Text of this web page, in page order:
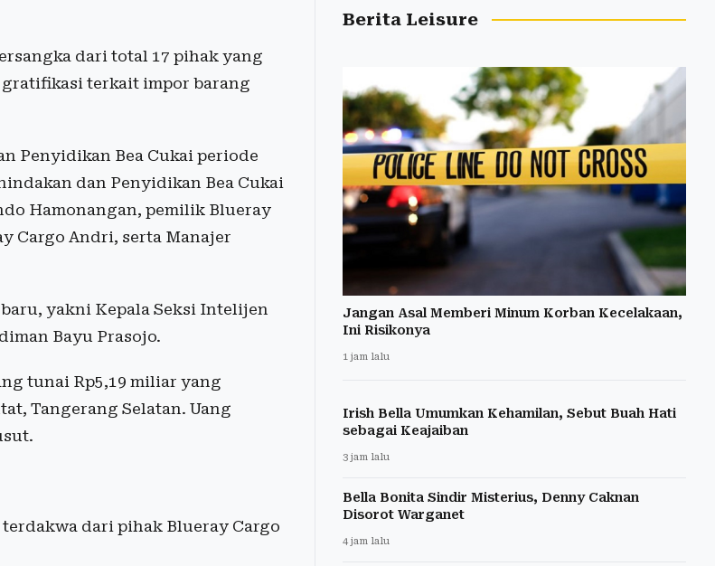
dari total 17 pihak yang
terkait impor barang
Penyidikan Bea Cukai periode
dan Penyidikan Bea Cukai
Hamonangan, pemilik Blueray
Cargo Andri, serta Manajer
yakni Kepala Seksi Intelijen
Bayu Prasojo.
tunai Rp5,19 miliar yang
Tangerang Selatan. Uang
dari pihak Blueray Cargo
Berita Leisure
Jangan Asal Memberi Minum Korban Kecelakaan,
Ini Risikonya
1 jam lalu
Irish Bella Umumkan Kehamilan, Sebut Buah Hati
sebagai Keajaiban
3 jam lalu
Bella Bonita Sindir Misterius, Denny Caknan
Disorot Warganet
4 jam lalu